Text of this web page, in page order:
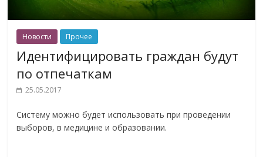
Новости Прочее
Идентифицировать граждан будут
по отпечаткам
25.05.2017
Систему можно будет использовать при проведении
выборов, в медицине и образовании.